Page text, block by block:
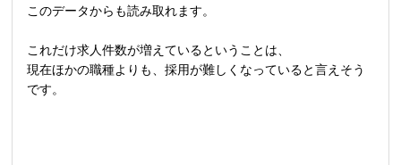
このデータからも読み取れます。
これだけ求人件数が増えているということは、
現在ほかの職種よりも、採用が難しくなっていると言えそう
です。